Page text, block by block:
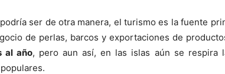
ser de otra manera, el turismo es la fuente
de perlas, barcos y exportaciones de
al año, pero aun así, en las islas aún se respira